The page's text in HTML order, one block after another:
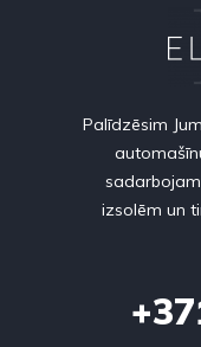
Palīdzēsim
izsolēm un